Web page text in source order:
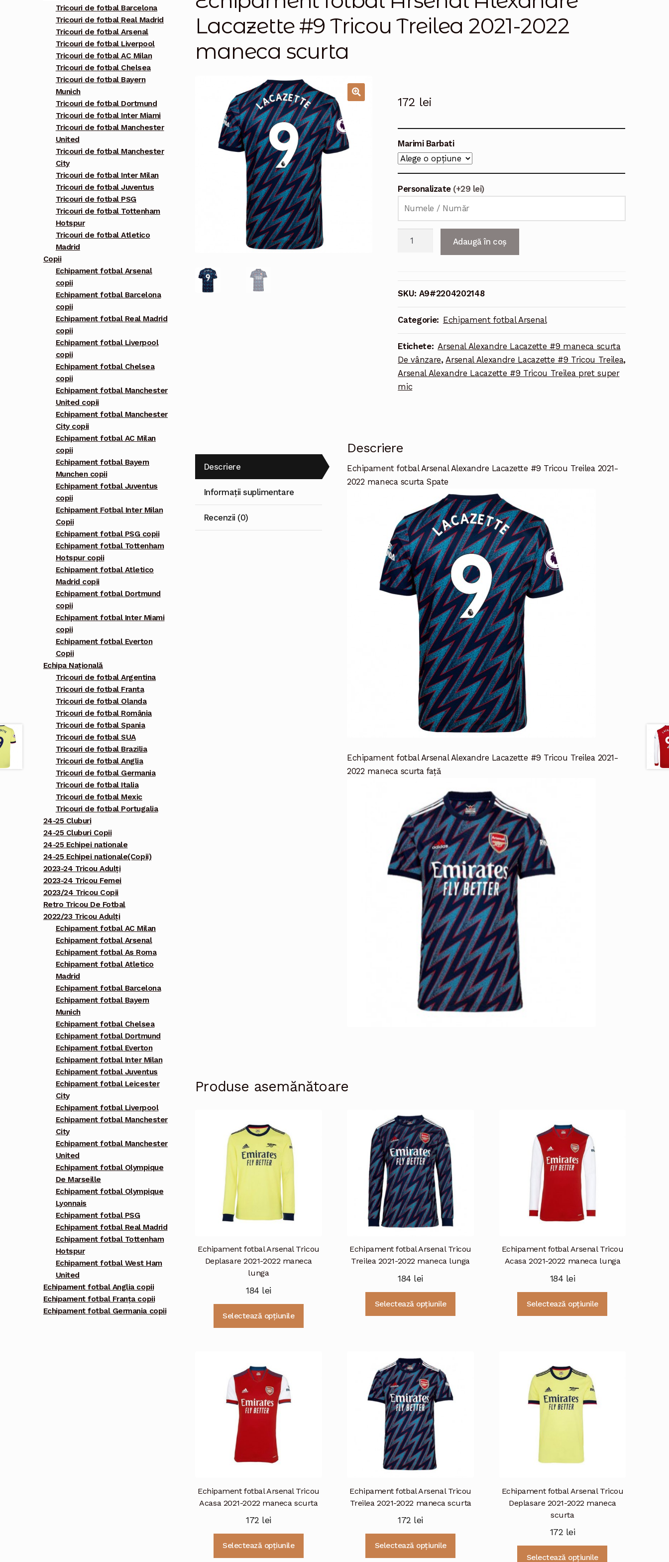
Lacazette #9 Tricou Treilea 2021-2022
maneca scurta
172 lei
Marimi Barbati
Personalizate (+29 lei)
Alexandre
#9
Treilea
2021-
2022
maneca
Adaugă în coș
SKU: A9#2204202148
Categorie: Echipament fotbal Arsenal
Etichete: Arsenal Alexandre Lacazette #9 maneca scurta
De vânzare,Arsenal Alexandre Lacazette #9 Tricou Treilea,
Arsenal Alexandre Lacazette #9 Tricou Treilea pret super
mic
Descriere
Informații suplimentare
Recenzii (0)
Descriere
Echipament fotbal Arsenal Alexandre Lacazette #9 Tricou Treilea 2021-
2022 maneca scurta Spate
Echipament fotbal Arsenal Alexandre Lacazette #9 Tricou Treilea 2021-
2022 maneca scurta față
Produse asemănătoare
Echipament fotbal Arsenal Tricou
Deplasare 2021-2022 maneca
lunga
184 lei
Selectează opțiunile
Echipament fotbal Arsenal Tricou
Treilea 2021-2022 maneca lunga
184 lei
Selectează opțiunile
Echipament fotbal Arsenal Tricou
Acasa 2021-2022 maneca lunga
184 lei
Selectează opțiunile
Echipament fotbal Arsenal Tricou
Acasa 2021-2022 maneca scurta
172 lei
Selectează opțiunile
Echipament fotbal Arsenal Tricou
Treilea 2021-2022 maneca scurta
172 lei
Selectează opțiunile
Echipament fotbal Arsenal Tricou
Deplasare 2021-2022 maneca
scurta
172 lei
Selectează opțiunile
Tricouri de fotbal Barcelona
Tricouri de fotbal Real Madrid
Tricouri de fotbal Arsenal
Tricouri de fotbal Liverpool
Tricouri de fotbal AC Milan
Tricouri de fotbal Chelsea
Tricouri de fotbal Bayern
Munich
Tricouri de fotbal Dortmund
Tricouri de fotbal Inter Miami
Tricouri de fotbal Manchester
United
Tricouri de fotbal Manchester
City
Tricouri de fotbal Inter Milan
Tricouri de fotbal Juventus
Tricouri de fotbal PSG
Tricouri de fotbal Tottenham
Hotspur
Tricouri de fotbal Atletico
Madrid
Copii
Echipament fotbal Arsenal
copii
Echipament fotbal Barcelona
copii
Echipament fotbal Real Madrid
copii
Echipament fotbal Liverpool
copii
Echipament fotbal Chelsea
copii
Echipament fotbal Manchester
United copii
Echipament fotbal Manchester
City copii
Echipament fotbal AC Milan
copii
Echipament fotbal Bayern
Munchen copii
Echipament fotbal Juventus
copii
Echipament Fotbal Inter Milan
Copii
Echipament fotbal PSG copii
Echipament fotbal Tottenham
Hotspur copii
Echipament fotbal Atletico
Madrid copii
Echipament fotbal Dortmund
copii
Echipament fotbal Inter Miami
copii
Echipament fotbal Everton
Copii
Echipa Națională
Tricouri de fotbal Argentina
Tricouri de fotbal Franta
Tricouri de fotbal Olanda
Tricouri de fotbal România
Tricouri de fotbal Spania
Tricouri de fotbal SUA
Tricouri de fotbal Brazilia
Tricouri de fotbal Anglia
Tricouri de fotbal Germania
Tricouri de fotbal Italia
Tricouri de fotbal Mexic
Tricouri de fotbal Portugalia
24-25 Cluburi
24-25 Cluburi Copii
24-25 Echipei nationale
24-25 Echipei nationale(Copii)
2023-24 Tricou Adulți
2023-24 Tricou Femei
2023/24 Tricou Copii
Retro Tricou De Fotbal
2022/23 Tricou Adulți
Echipament fotbal AC Milan
Echipament fotbal Arsenal
Echipament fotbal As Roma
Echipament fotbal Atletico
Madrid
Echipament fotbal Barcelona
Echipament fotbal Bayern
Munich
Echipament fotbal Chelsea
Echipament fotbal Dortmund
Echipament fotbal Everton
Echipament fotbal Inter Milan
Echipament fotbal Juventus
Echipament fotbal Leicester
City
Echipament fotbal Liverpool
Echipament fotbal Manchester
City
Echipament fotbal Manchester
United
Echipament fotbal Olympique
De Marseille
Echipament fotbal Olympique
Lyonnais
Echipament fotbal PSG
Echipament fotbal Real Madrid
Echipament fotbal Tottenham
Hotspur
Echipament fotbal West Ham
United
Echipament fotbal Anglia copii
Echipament fotbal Franța copii
Echipament fotbal Germania copii